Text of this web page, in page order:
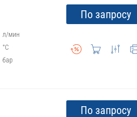
л/мин
°С
бар
По запросу
По запросу